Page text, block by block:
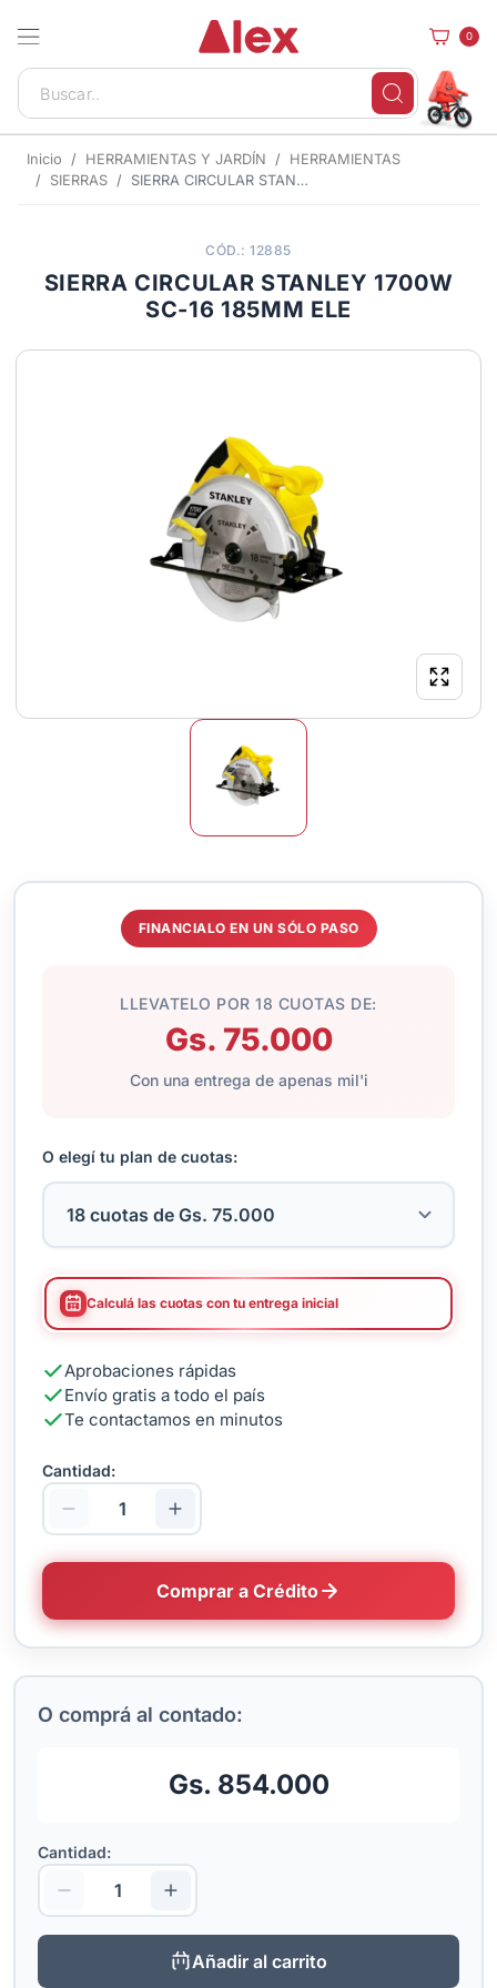
0
Inicio HERRAMIENTAS Y JARDÍN
HERRAMIENTAS
SIERRAS
SIERRA CIRCULAR STANLEY 1700W SC-16 185MM ELE
CÓD.: 12885
SIERRA CIRCULAR STANLEY 1700W
SC-16 185MM ELE
FINANCIALO EN UN SÓLO PASO
LLEVATELO POR 18 CUOTAS DE:
Gs. 75.000
Con una entrega de apenas mil'i
O elegí tu plan de cuotas:
Calculá las cuotas con tu entrega inicial
Aprobaciones rápidas
Envío gratis a todo el país
Te contactamos en minutos
Cantidad:
Comprar a Crédito
O comprá al contado:
Gs. 854.000
Cantidad:
Añadir al carrito